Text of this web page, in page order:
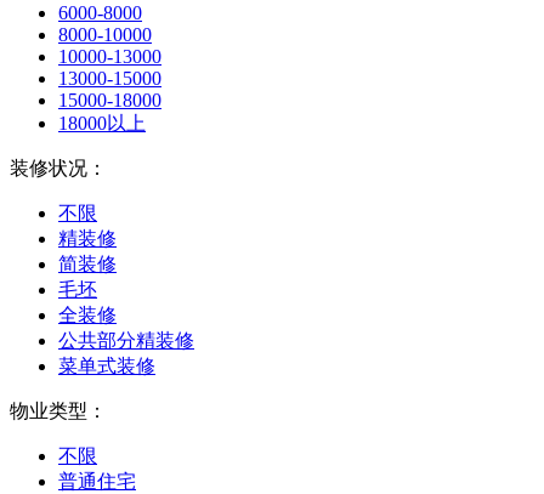
6000-8000
8000-10000
10000-13000
13000-15000
15000-18000
18000以上
装修状况：
不限
精装修
简装修
毛坯
全装修
公共部分精装修
菜单式装修
物业类型：
不限
普通住宅